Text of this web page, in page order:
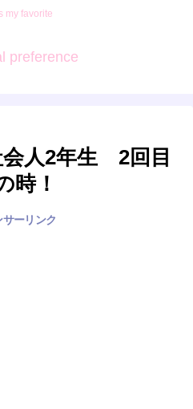
my favorite
preference
人2年生 2回目
時！
サーリンク